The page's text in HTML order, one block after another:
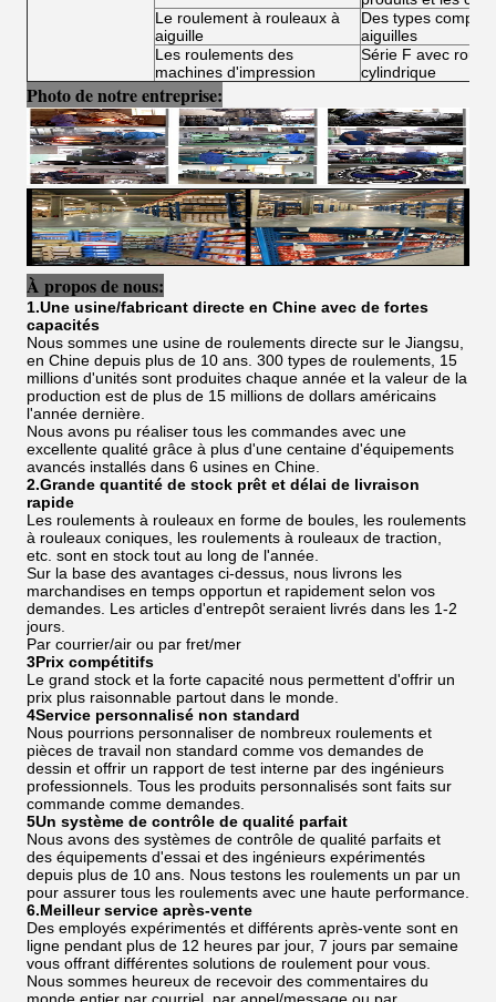
Le roulement à rouleaux à
aiguille
Des types
aiguilles
Les roulements des
machines d'impression
Série F avec
cylindrique
Photo de notre entreprise:
À propos de nous:
1.Une usine/fabricant directe en Chine avec de fortes
capacités
Nous sommes une usine de roulements directe sur le Jiangsu,
en Chine depuis plus de 10 ans. 300 types de roulements, 15
millions d'unités sont produites chaque année et la valeur de la
production est de plus de 15 millions de dollars américains
l'année dernière.
Nous avons pu réaliser tous les commandes avec une
excellente qualité grâce à plus d'une centaine d'équipements
avancés installés dans 6 usines en Chine.
2.Grande quantité de stock prêt et délai de livraison
rapide
Les roulements à rouleaux en forme de boules, les roulements
à rouleaux coniques, les roulements à rouleaux de traction,
etc. sont en stock tout au long de l'année.
Sur la base des avantages ci-dessus, nous livrons les
marchandises en temps opportun et rapidement selon vos
demandes. Les articles d'entrepôt seraient livrés dans les 1-2
jours.
Par courrier/air ou par fret/mer
3Prix compétitifs
Le grand stock et la forte capacité nous permettent d'offrir un
prix plus raisonnable partout dans le monde.
4Service personnalisé non standard
Nous pourrions personnaliser de nombreux roulements et
pièces de travail non standard comme vos demandes de
dessin et offrir un rapport de test interne par des ingénieurs
professionnels. Tous les produits personnalisés sont faits sur
commande comme demandes.
5Un système de contrôle de qualité parfait
Nous avons des systèmes de contrôle de qualité parfaits et
des équipements d'essai et des ingénieurs expérimentés
depuis plus de 10 ans. Nous testons les roulements un par un
pour assurer tous les roulements avec une haute performance.
6.Meilleur service après-vente
Des employés expérimentés et différents après-vente sont en
ligne pendant plus de 12 heures par jour, 7 jours par semaine
vous offrant différentes solutions de roulement pour vous.
Nous sommes heureux de recevoir des commentaires du